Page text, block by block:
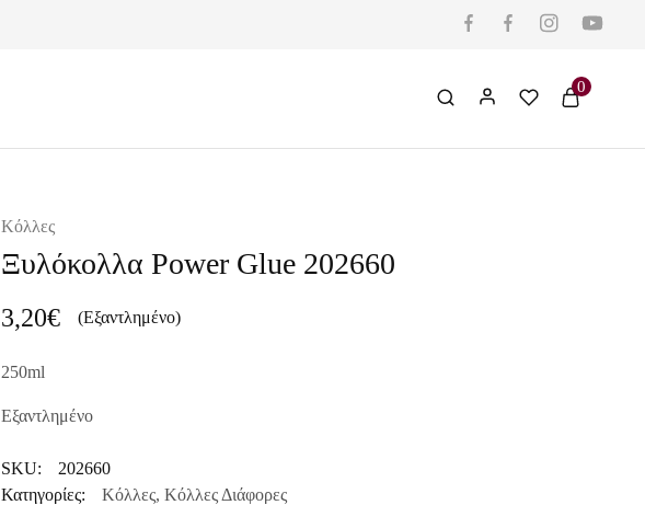
0
Κόλλες
Ξυλόκολλα Power Glue 202660
3,20€ (Εξαντλημένο)
250ml
Εξαντλημένο
SKU:
202660
Κατηγορίες:
Κόλλες, Κόλλες Διάφορες